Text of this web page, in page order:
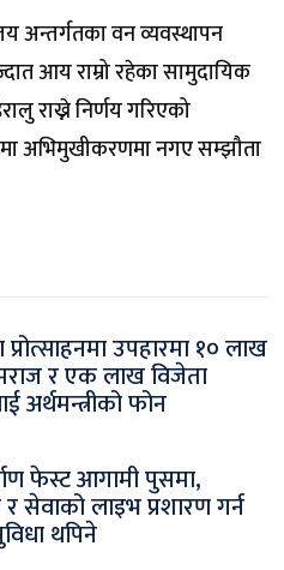
अन्तर्गतका वन व्यवस्थापन
आय राम्रो रहेका सामुदायिक
राख्ने निर्णय गरिएको
अभिमुखीकरणमा नगए सम्झौता
उपहारमा १० लाख
र एक लाख विजेता
अर्थमन्त्रीको फोन
फेस्ट आगामी पुसमा,
र सेवाको लाइभ प्रशारण गर्न
थपिने